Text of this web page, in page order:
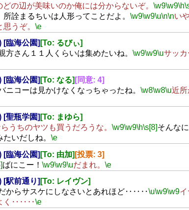
どの辺が美味いのか俺には分からないぞ。 \w9\w9\h
詮まるちいは人形ってことだよ。 \w9\w9\u\n\nい
うぞ。 \e
[臨海公園] [To: るびぃ]
方さん１１人くらいは集めたいね。 \w9\w9\uサッ
[臨海公園] [To: なる] [同意: 4]
ニコーは見かけなくなっちゃったね。 \w8\w8\u近所
[聖瓶学園] [To: まゆら]
うちのヤツも買うだろうな。 \w9\w9\h\s[8]そんな
いだしね。 \e
[臨海公園] [To: 由加] [投票: 3]
ばにこー！ \w9\w9\uだまれ。 \e
[駅前通り] [To: レイヴン]
からサスケにしなさいとあれほど‥‥‥\u\w9\w9イ
く‥‥‥\e